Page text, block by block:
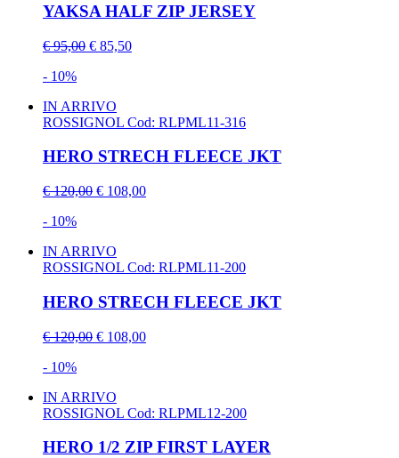
YAKSA HALF ZIP JERSEY
€ 95,00 € 85,50
- 10%
IN ARRIVO
ROSSIGNOL Cod: RLPML11-316
HERO STRECH FLEECE JKT
€ 120,00 € 108,00
- 10%
IN ARRIVO
ROSSIGNOL Cod: RLPML11-200
HERO STRECH FLEECE JKT
€ 120,00 € 108,00
- 10%
IN ARRIVO
ROSSIGNOL Cod: RLPML12-200
HERO 1/2 ZIP FIRST LAYER